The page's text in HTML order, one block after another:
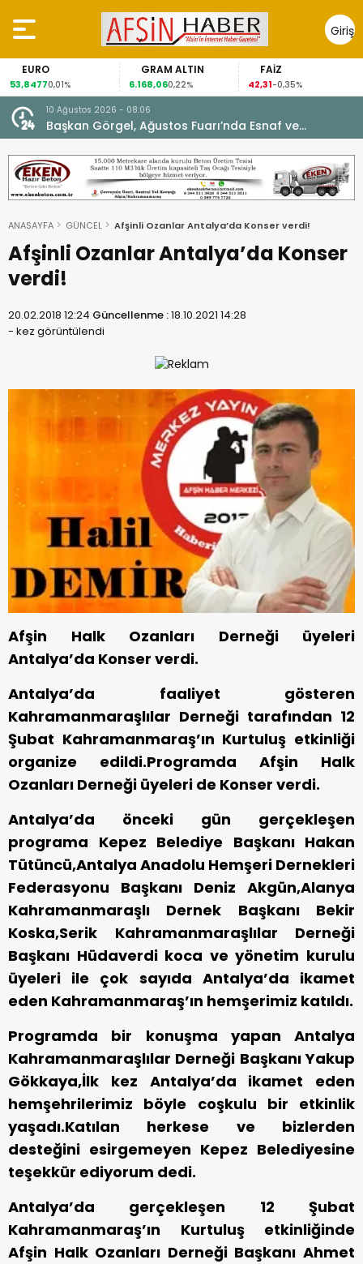
Giriş
Yap
GRAM ALTIN
6.168,060,22%
FAİZ
42,31-0,35%
GÜMÜŞ GRAM
88,601,07%
10 Ağustos 2026 - 08:06
Başkan Görgel, Ağustos Fuarı’nda Esnaf ve
Vatandaşlarla Buluştu.
ANASAYFA GÜNCEL Afşinli Ozanlar Antalya’da Konser verdi!
Afşinli Ozanlar Antalya’da Konser
verdi!
20.02.2018 12:24 Güncellenme :18.10.2021 14:28
- kez görüntülendi
Afşin Halk Ozanları Derneği üyeleri
Antalya’da Konser verdi.
Antalya’da faaliyet gösteren
Kahramanmaraşlılar Derneği tarafından 12
Şubat Kahramanmaraş’ın Kurtuluş etkinliği
organize edildi.Programda Afşin Halk
Ozanları Derneği üyeleri de Konser verdi.
Antalya’da önceki gün gerçekleşen
programa Kepez Belediye Başkanı Hakan
Tütüncü,Antalya Anadolu Hemşeri Dernekleri
Federasyonu Başkanı Deniz Akgün,Alanya
Kahramanmaraşlı Dernek Başkanı Bekir
Koska,Serik Kahramanmaraşlılar Derneği
Başkanı Hüdaverdi koca ve yönetim kurulu
üyeleri ile çok sayıda Antalya’da ikamet
eden Kahramanmaraş’ın hemşerimiz katıldı.
Programda bir konuşma yapan Antalya
Kahramanmaraşlılar Derneği Başkanı Yakup
Gökkaya,İlk kez Antalya’da ikamet eden
hemşehrilerimiz böyle coşkulu bir etkinlik
yaşadı.Katılan herkese ve bizlerden
desteğini esirgemeyen Kepez Belediyesine
teşekkür ediyorum dedi.
Antalya’da gerçekleşen 12 Şubat
Kahramanmaraş’ın Kurtuluş etkinliğinde
Afşin Halk Ozanları Derneği Başkanı Ahmet